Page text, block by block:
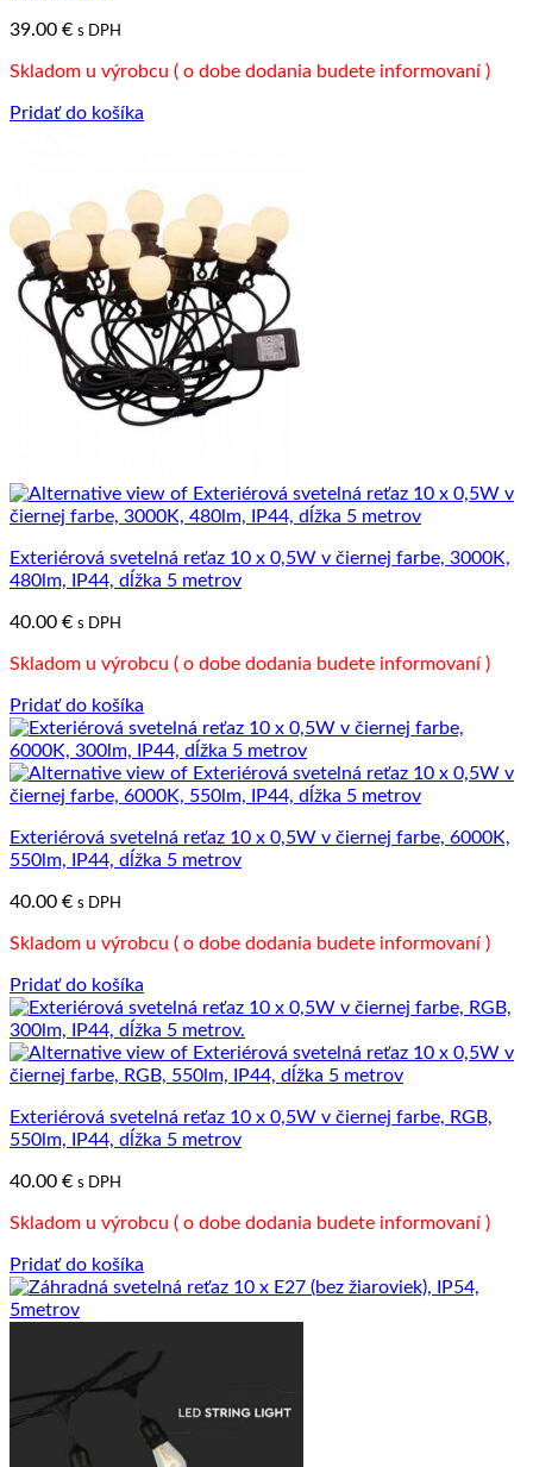
39.00 € s DPH
Skladom u výrobcu ( o dobe dodania budete informovaní )
Pridať do košíka
Exteriérová svetelná reťaz 10 x 0,5W v čiernej farbe, 3000K,
480lm, IP44, dĺžka 5 metrov
40.00 € s DPH
Skladom u výrobcu ( o dobe dodania budete informovaní )
Pridať do košíka
Exteriérová svetelná reťaz 10 x 0,5W v čiernej farbe, 6000K,
550lm, IP44, dĺžka 5 metrov
40.00 € s DPH
Skladom u výrobcu ( o dobe dodania budete informovaní )
Pridať do košíka
Exteriérová svetelná reťaz 10 x 0,5W v čiernej farbe, RGB,
550lm, IP44, dĺžka 5 metrov
40.00 € s DPH
Skladom u výrobcu ( o dobe dodania budete informovaní )
Pridať do košíka